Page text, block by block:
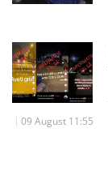
09 August 11:55